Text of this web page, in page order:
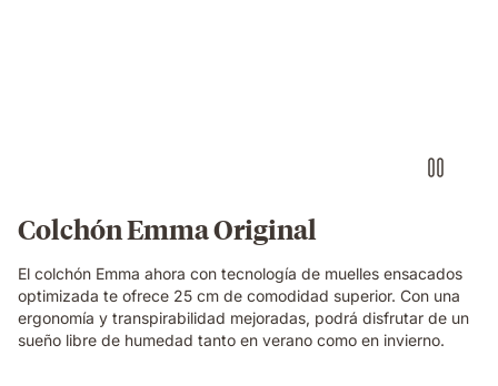
Colchón Emma Original
El colchón Emma ahora con tecnología de muelles ensacados
optimizada te ofrece 25 cm de comodidad superior. Con una
ergonomía y transpirabilidad mejoradas, podrá disfrutar de un
sueño libre de humedad tanto en verano como en invierno.